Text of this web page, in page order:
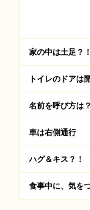
家の中は土足？！
トイレのドアは
名前を呼び方は
車は右側通行
ハグ＆キス？！
食事中に、気を